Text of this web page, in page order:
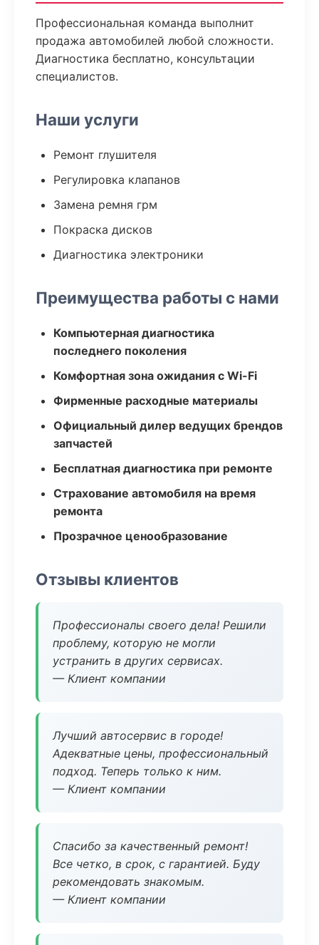
Профессиональная команда выполнит
продажа автомобилей любой сложности.
Диагностика бесплатно, консультации
специалистов.
Наши услуги
Ремонт глушителя
Регулировка клапанов
Замена ремня грм
Покраска дисков
Диагностика электроники
Преимущества работы с нами
Компьютерная диагностика
последнего поколения
Комфортная зона ожидания с Wi-Fi
Фирменные расходные материалы
Официальный дилер ведущих брендов
запчастей
Бесплатная диагностика при ремонте
Страхование автомобиля на время
ремонта
Прозрачное ценообразование
Отзывы клиентов
Профессионалы своего дела! Решили
проблему, которую не могли
устранить в других сервисах.
— Клиент компании
Лучший автосервис в городе!
Адекватные цены, профессиональный
подход. Теперь только к ним.
— Клиент компании
Спасибо за качественный ремонт!
Все четко, в срок, с гарантией. Буду
рекомендовать знакомым.
— Клиент компании